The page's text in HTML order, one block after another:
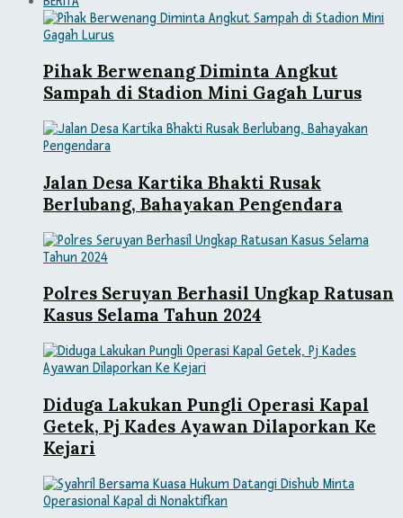
Pihak Berwenang Diminta Angkut
Sampah di Stadion Mini Gagah Lurus
Jalan Desa Kartika Bhakti Rusak
Berlubang, Bahayakan Pengendara
Polres Seruyan Berhasil Ungkap Ratusan
Kasus Selama Tahun 2024
Diduga Lakukan Pungli Operasi Kapal
Getek, Pj Kades Ayawan Dilaporkan Ke
Kejari